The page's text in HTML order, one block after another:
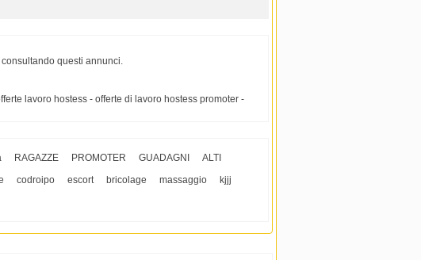
questi annunci.
lavoro hostess - offerte di lavoro hostess promoter -
RAGAZZE PROMOTER GUADAGNI
ALTI
codroipo escort bricolage massaggio
kjjj